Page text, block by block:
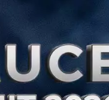
น API ตัวนี้ได้เลย โดย
ระเทศอื่นๆ ยังไม่มีการ
จะแจ้งข่าวการติดเชื้อ
ทราบเหตุการณ์ฉุกเฉิน